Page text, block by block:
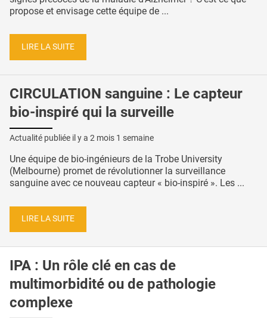
propose et envisage cette équipe de ...
LIRE LA SUITE
CIRCULATION sanguine : Le capteur
bio-inspiré qui la surveille
Actualité publiée il y a 2 mois 1 semaine
Une équipe de bio-ingénieurs de la Trobe University
(Melbourne) promet de révolutionner la surveillance
sanguine avec ce nouveau capteur « bio-inspiré ». Les ...
LIRE LA SUITE
IPA : Un rôle clé en cas de
multimorbidité ou de pathologie
complexe